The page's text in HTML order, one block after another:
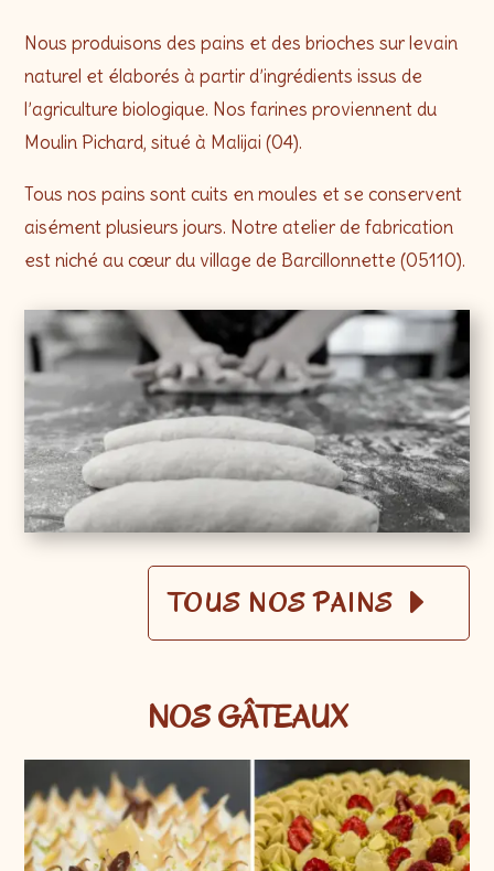
Nous produisons des pains et des brioches sur levain
naturel et élaborés à partir d’ingrédients issus de
l’agriculture biologique. Nos farines proviennent du
Moulin Pichard, situé à Malijai (04).
Tous nos pains sont cuits en moules et se conservent
aisément plusieurs jours. Notre atelier de fabrication
est niché au cœur du village de Barcillonnette (05110).
TOUS NOS PAINS
NOS GÂTEAUX